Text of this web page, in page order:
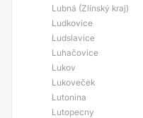
Lubná (Zlínský kraj)
Ludkovice
Ludslavice
Luhačovice
Lukov
Lukoveček
Lutonina
Lutopecny